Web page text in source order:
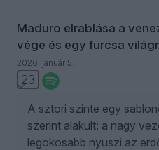
Maduro elrablása a
vége és egy furcsa
2026. január 5.
23
A sztori szinte egy
szerint alakult: a nagy
legokosabb nyuszi az